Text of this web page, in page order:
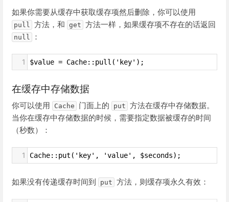
如果你需要从缓存中获取缓存项然后删除，你可以使用
pull 方法，和 get 方法一样，如果缓存项不存在的话返回
null ：
1 $value = Cache::pull('key');
在缓存中存储数据
你可以使用 Cache 门面上的 put 方法在缓存中存储数据。
当你在缓存中存储数据的时候，需要指定数据被缓存的时间
（秒数）：
1 Cache::put('key', 'value', $seconds);
如果没有传递缓存时间到 put 方法，则缓存项永久有效：